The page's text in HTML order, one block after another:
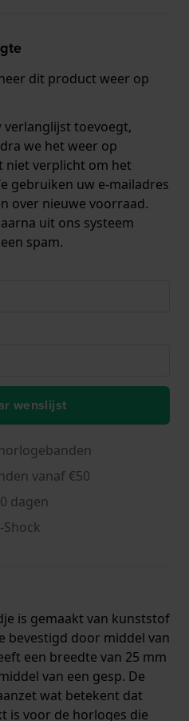
dit product weer op
toevoegt,
we het weer op
niet verplicht om het
gebruiken uw e-mailadres
over nieuwe voorraad.
uit ons systeem
spam.
wenslijst
vanaf €50
dagen
Shock
is gemaakt van kunststof
bevestigd door middel van
een breedte van 25 mm
van een gesp. De
wat betekent dat
is voor de horloges die